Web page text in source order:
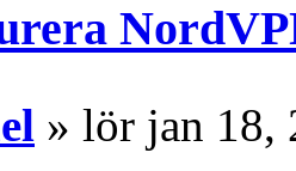
» lör jan 18,